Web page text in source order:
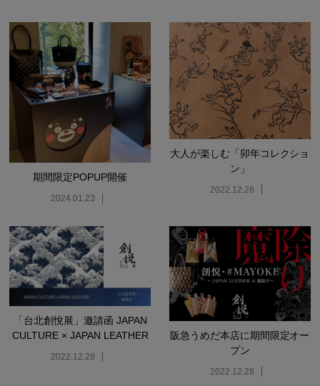
期間限定POPUP開催
2024.01.23
大人が楽しむ「卯年コレクショ
ン」
2022.12.28
「台北創悅展」邀請函 JAPAN
CULTURE × JAPAN LEATHER
2022.12.28
阪急うめだ本店に期間限定オー
プン
2022.12.28